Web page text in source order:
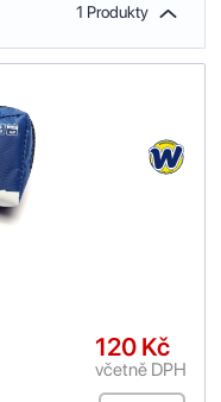
1 Produkty
120 Kč
včetně DPH